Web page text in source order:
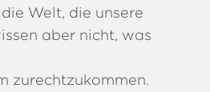
Welt, die unsere
aber nicht, was
zurechtzukommen.